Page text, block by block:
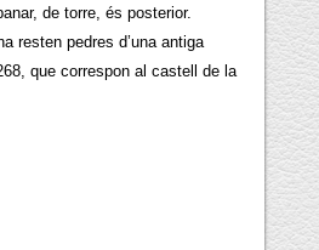
de torre, és posterior.
resten pedres d’una antiga
que correspon al castell de la